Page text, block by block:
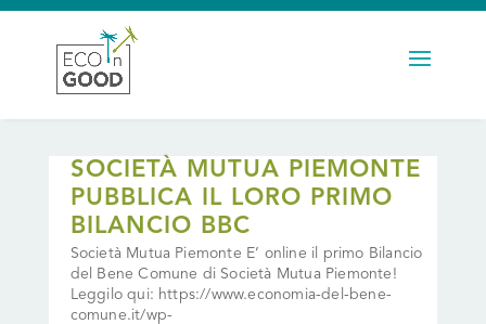
SOCIETÀ MUTUA PIEMONTE
PUBBLICA IL LORO PRIMO
BILANCIO BBC
Società Mutua Piemonte E’ online il primo Bilancio
del Bene Comune di Società Mutua Piemonte!
Leggilo qui: https://www.economia-del-bene-
comune.it/wp-